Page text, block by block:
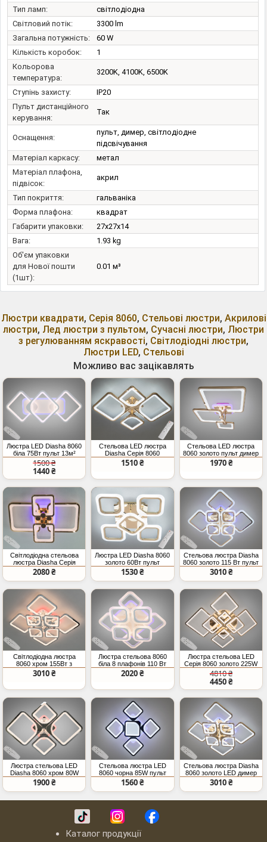
Тип ламп:
світлодіодна
Світловий потік:
3300 lm
Загальна потужність:
60 W
Кількість коробок:
1
Кольорова
температура:
3200K, 4100K, 6500K
Ступінь захисту:
IP20
Пульт дистанційного
керування:
Так
Оснащення:
пульт, димер, світлодіодне
підсвічування
Матеріал каркасу:
метал
Матеріал плафона,
підвісок:
акрил
Тип покриття:
гальваніка
Форма плафона:
квадрат
Габарити упаковки:
27x27x14
Вага:
1.93 kg
Об'єм упаковки
для Нової пошти
(1шт):
0.01 м³
Люстри квадрати, Серія 8060, Стельові люстри, Акрилові
люстри, Лед люстри з пультом, Сучасні люстри, Люстри
з регулюванням яскравості, Світлодіодні люстри,
Люстри LED, Стельові
Можливо вас зацікавлять
Люстра LED Diasha 8060
біла 75Вт пульт 13м²
1500 ₴
1440 ₴
Стельова LED люстра
Diasha Серія 8060
золото 72Вт
1510 ₴
Стельова LED люстра
8060 золото пульт димер
70Вт
1970 ₴
Світлодіодна стельова
люстра Diasha Серія
8060 золото 76W димер
пульт кольорова
підсвітка CCT 3200 4100
6000K
2080 ₴
Люстра LED Diasha 8060
золото 60Вт пульт
1530 ₴
Стельова люстра Diasha
8060 золото 115 Вт пульт
3010 ₴
Світлодіодна люстра
8060 хром 155Вт з
пультом
3010 ₴
Люстра стельова 8060
біла 8 плафонів 110 Вт
пульт
2020 ₴
Люстра стельова LED
Серія 8060 золото 225W
пульт диммер підсвітка
квадрати
4810 ₴
4450 ₴
Люстра стельова LED
Diasha 8060 хром 80W
пульт
1900 ₴
Стельова люстра LED
8060 чорна 85W пульт
димер
1560 ₴
Стельова люстра Diasha
8060 золото LED димер
155W
3010 ₴
Каталог продукції